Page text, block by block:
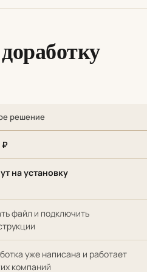
решение
₽
на установку
файл и подключить
уже написана и работает
компаний